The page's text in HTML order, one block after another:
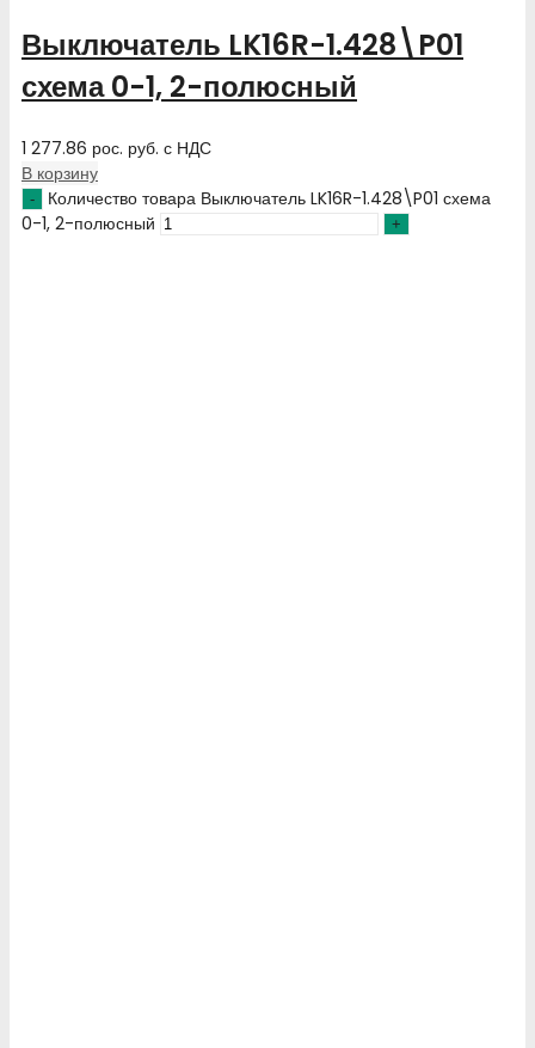
Выключатель LK16R-1.428\P01
схема 0-1, 2-полюсный
1 277.86 рос. руб. с НДС
В корзину
Количество товара Выключатель LK16R-1.428\P01 схема
0-1, 2-полюсный